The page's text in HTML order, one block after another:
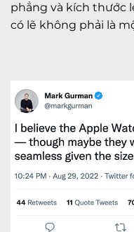
phẳng và kích thước
có lẽ không phải là